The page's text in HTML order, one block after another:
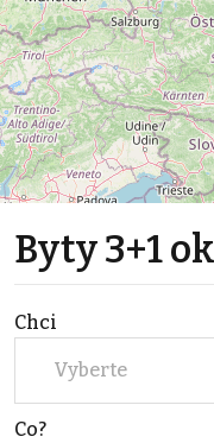
Byty 3+1
Chci
Vyberte
Co?